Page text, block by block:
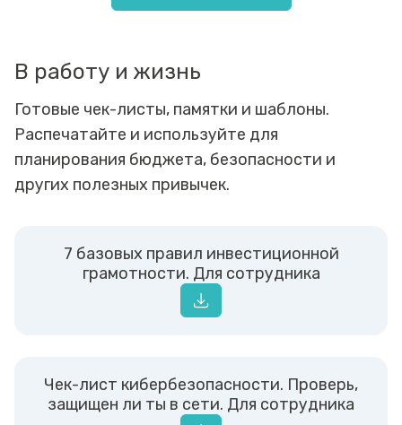
В работу и жизнь
Готовые чек-листы, памятки и шаблоны.
Распечатайте и используйте для
планирования бюджета, безопасности и
других полезных привычек.
7 базовых правил инвестиционной
грамотности. Для сотрудника
Чек-лист кибербезопасности. Проверь,
защищен ли ты в сети. Для сотрудника